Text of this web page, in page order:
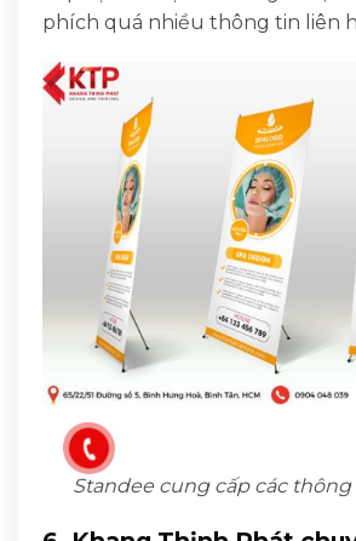
phích quá nhiều thông tin liên
Standee cung cấp các